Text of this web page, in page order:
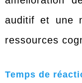
auditif et une
ressources
Temps de